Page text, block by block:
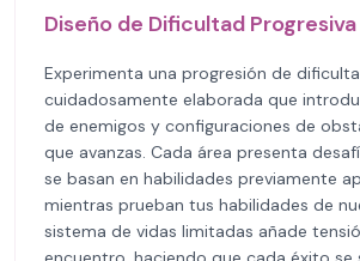
Diseño de Dificultad Progresiva
Experimenta una progresión de
cuidadosamente elaborada que
de enemigos y configuraciones de
que avanzas. Cada área presenta
se basan en habilidades previamente
mientras prueban tus habilidades de
sistema de vidas limitadas añade